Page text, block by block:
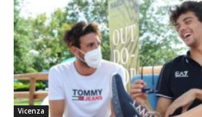
Vicenza